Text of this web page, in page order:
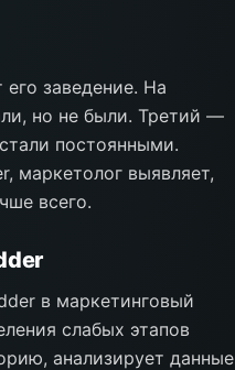
заведение. На
но не были. Третий —
постоянными.
маркетолог выявляет,
всего.
в маркетинговый
слабых этапов
анализирует данные